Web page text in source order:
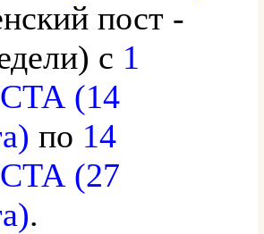
пост -
с 1
(14
по 14
(27
.